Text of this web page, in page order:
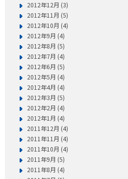
2012年12月 (3)
2012年11月 (5)
2012年10月 (4)
2012年9月 (4)
2012年8月 (5)
2012年7月 (4)
2012年6月 (5)
2012年5月 (4)
2012年4月 (4)
2012年3月 (5)
2012年2月 (4)
2012年1月 (4)
2011年12月 (4)
2011年11月 (4)
2011年10月 (4)
2011年9月 (5)
2011年8月 (4)